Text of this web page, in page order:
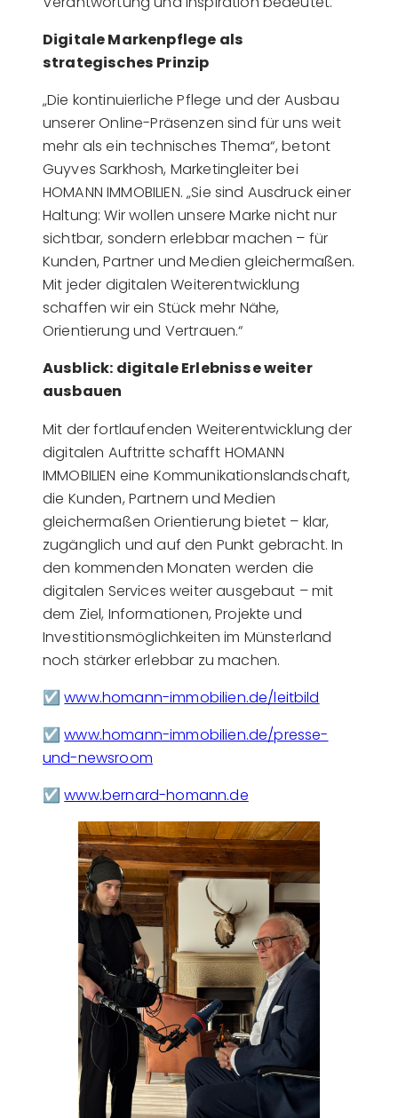
Digitale Markenpflege als
strategisches Prinzip
„Die kontinuierliche Pflege und der Ausbau
unserer Online-Präsenzen sind für uns weit
mehr als ein technisches Thema“, betont
Guyves Sarkhosh, Marketingleiter bei
HOMANN IMMOBILIEN. „Sie sind Ausdruck einer
Haltung: Wir wollen unsere Marke nicht nur
sichtbar, sondern erlebbar machen – für
Kunden, Partner und Medien gleichermaßen.
Mit jeder digitalen Weiterentwicklung
schaffen wir ein Stück mehr Nähe,
Orientierung und Vertrauen.“
Ausblick: digitale Erlebnisse weiter
ausbauen
Mit der fortlaufenden Weiterentwicklung der
digitalen Auftritte schafft HOMANN
IMMOBILIEN eine Kommunikationslandschaft,
die Kunden, Partnern und Medien
gleichermaßen Orientierung bietet – klar,
zugänglich und auf den Punkt gebracht. In
den kommenden Monaten werden die
digitalen Services weiter ausgebaut – mit
dem Ziel, Informationen, Projekte und
Investitionsmöglichkeiten im Münsterland
noch stärker erlebbar zu machen.
☑️www.homann-immobilien.de/leitbild
☑️www.homann-immobilien.de/presse-
und-newsroom
☑️www.bernard-homann.de